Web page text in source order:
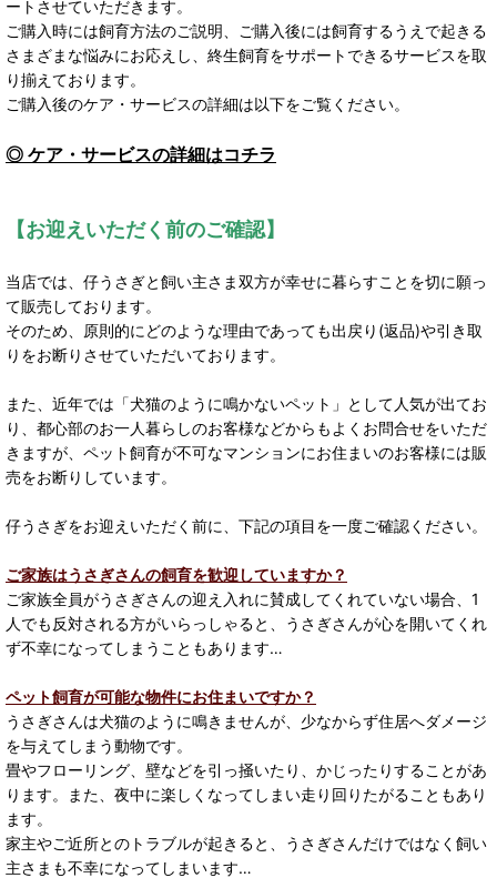
ートさせていただきます。
ご購入時には飼育方法のご説明、ご購入後には飼育するうえで起きる
さまざまな悩みにお応えし、終生飼育をサポートできるサービスを取
り揃えております。
ご購入後のケア・サービスの詳細は以下をご覧ください。
◎ ケア・サービスの詳細はコチラ
【お迎えいただく前のご確認】
当店では、仔うさぎと飼い主さま双方が幸せに暮らすことを切に願っ
て販売しております。
そのため、原則的にどのような理由であっても出戻り(返品)や引き取
りをお断りさせていただいております。
また、近年では「犬猫のように鳴かないペット」として人気が出てお
り、都心部のお一人暮らしのお客様などからもよくお問合せをいただ
きますが、ペット飼育が不可なマンションにお住まいのお客様には販
売をお断りしています。
仔うさぎをお迎えいただく前に、下記の項目を一度ご確認ください。
ご家族はうさぎさんの飼育を歓迎していますか？
ご家族全員がうさぎさんの迎え入れに賛成してくれていない場合、1
人でも反対される方がいらっしゃると、うさぎさんが心を開いてくれ
ず不幸になってしまうこともあります…
ペット飼育が可能な物件にお住まいですか？
うさぎさんは犬猫のように鳴きませんが、少なからず住居へダメージ
を与えてしまう動物です。
畳やフローリング、壁などを引っ掻いたり、かじったりすることがあ
ります。また、夜中に楽しくなってしまい走り回りたがることもあり
ます。
家主やご近所とのトラブルが起きると、うさぎさんだけではなく飼い
主さまも不幸になってしまいます…